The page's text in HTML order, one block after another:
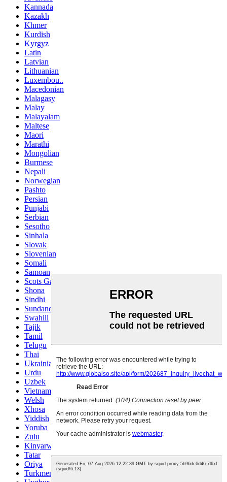
Kannada
Kazakh
Khmer
Kurdish
Kyrgyz
Latin
Latvian
Lithuanian
Luxembou..
Macedonian
Malagasy
Malay
Malayalam
Maltese
Maori
Marathi
Mongolian
Burmese
Nepali
Norwegian
Pashto
Persian
Punjabi
Serbian
Sesotho
Sinhala
Slovak
Slovenian
Somali
Samoan
Scots Gaelic
Shona
Sindhi
Sundanese
Swahili
Tajik
Tamil
Telugu
Thai
Ukrainian
Urdu
Uzbek
Vietnamese
Welsh
Xhosa
Yiddish
Yoruba
Zulu
Kinyarwanda
Tatar
Oriya
Turkmen